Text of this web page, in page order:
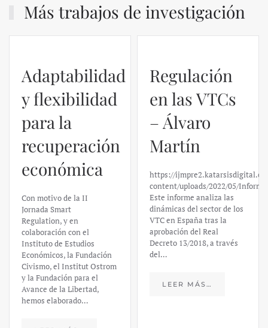
Más trabajos de investigación
Adaptabilidad
y flexibilidad
para la
recuperación
económica
Con motivo de la II
Jornada Smart
Regulation, y en
colaboración con el
Instituto de Estudios
Económicos, la Fundación
Civismo, el Institut Ostrom
y la Fundación para el
Avance de la Libertad,
hemos elaborado…
Regulación
en las VTCs
– Álvaro
Martín
https://
content/uploads/2022/05/
Este informe analiza las
dinámicas del sector de los
VTC en España tras la
aprobación del Real
Decreto 13/2018, a través
del…
LEER MÁS…